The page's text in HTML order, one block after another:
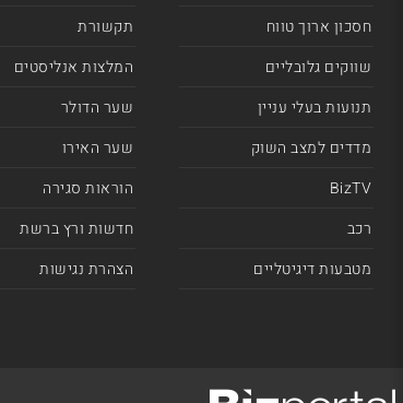
חסכון ארוך טווח
שווקים גלובליים
תנועות בעלי עניין
מדדים למצב השוק
BizTV
רכב
מטבעות דיגיטליים
תקשורת
המלצות אנליסטים
שער הדולר
שער האירו
הוראות סגירה
חדשות ורץ ברשת
הצהרת נגישות